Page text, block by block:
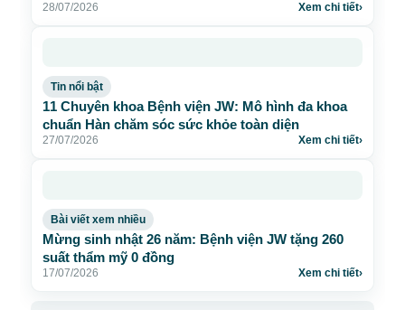
28/07/2026 Xem chi tiết›
Tin nổi bật
11 Chuyên khoa Bệnh viện JW: Mô hình đa khoa
chuẩn Hàn chăm sóc sức khỏe toàn diện
27/07/2026 Xem chi tiết›
Bài viết xem nhiều
Mừng sinh nhật 26 năm: Bệnh viện JW tặng 260
suất thẩm mỹ 0 đồng
17/07/2026 Xem chi tiết›